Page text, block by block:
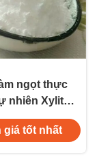
ngọt thực
nhiên Xylitol
CAS 87-99-
0
giá tốt nhất